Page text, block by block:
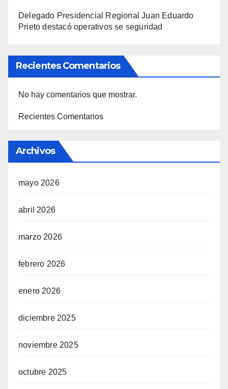
Delegado Presidencial Regional Juan Eduardo
Prieto destacó operativos se seguridad
Recientes Comentarios
No hay comentarios que mostrar.
Recientes Comentarios
Archivos
mayo 2026
abril 2026
marzo 2026
febrero 2026
enero 2026
diciembre 2025
noviembre 2025
octubre 2025